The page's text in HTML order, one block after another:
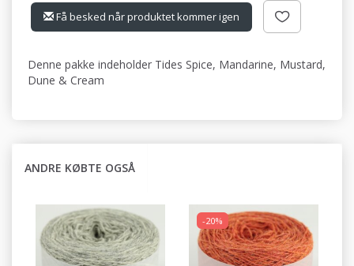
Få besked når produktet kommer igen
Denne pakke indeholder Tides Spice, Mandarine, Mustard,
Dune & Cream
ANDRE KØBTE OGSÅ
-20%